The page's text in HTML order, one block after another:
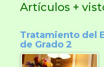
Artículos +
Tratamiento del
de Grado 2